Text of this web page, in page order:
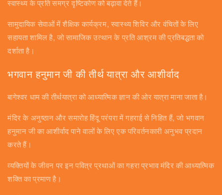
स्वास्थ्य के प्रति समग्र दृष्टिकोण को बढ़ावा देते हैं।
सामुदायिक सेवाओं में शैक्षिक कार्यक्रम, स्वास्थ्य शिविर और वंचितों के लिए
सहायता शामिल है, जो सामाजिक उत्थान के प्रति आश्रम की प्रतिबद्धता को
दर्शाता है।
भगवान हनुमान जी की तीर्थ यात्रा और आशीर्वाद
बागेश्वर धाम की तीर्थयात्रा को आध्यात्मिक ज्ञान की ओर यात्रा माना जाता है।
मंदिर के अनुष्ठान और समारोह हिंदू परंपरा में गहराई से निहित हैं, जो भगवान
हनुमान जी का आशीर्वाद पाने वालों के लिए एक परिवर्तनकारी अनुभव प्रदान
करते हैं।
व्यक्तियों के जीवन पर इन पवित्र प्रथाओं का गहरा प्रभाव मंदिर की आध्यात्मिक
शक्ति का प्रमाण है।